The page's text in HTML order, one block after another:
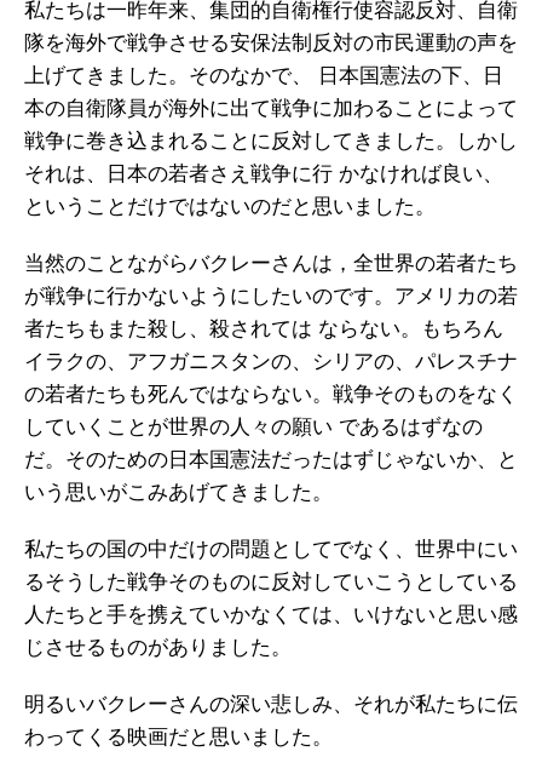
私たちは一昨年来、集団的自衛権行使容認反対、自衛
隊を海外で戦争させる安保法制反対の市民運動の声を
上げてきました。そのなかで、 日本国憲法の下、日
本の自衛隊員が海外に出て戦争に加わることによって
戦争に巻き込まれることに反対してきました。しかし
それは、日本の若者さえ戦争に行 かなければ良い、
ということだけではないのだと思いました。
当然のことながらバクレーさんは，全世界の若者たち
が戦争に行かないようにしたいのです。アメリカの若
者たちもまた殺し、殺されては ならない。もちろん
イラクの、アフガニスタンの、シリアの、パレスチナ
の若者たちも死んではならない。戦争そのものをなく
していくことが世界の人々の願い であるはずなの
だ。そのための日本国憲法だったはずじゃないか、と
いう思いがこみあげてきました。
私たちの国の中だけの問題としてでなく、世界中にい
るそうした戦争そのものに反対していこうとしている
人たちと手を携えていかなくては、いけないと思い感
じさせるものがありました。
明るいバクレーさんの深い悲しみ、それが私たちに伝
わってくる映画だと思いました。